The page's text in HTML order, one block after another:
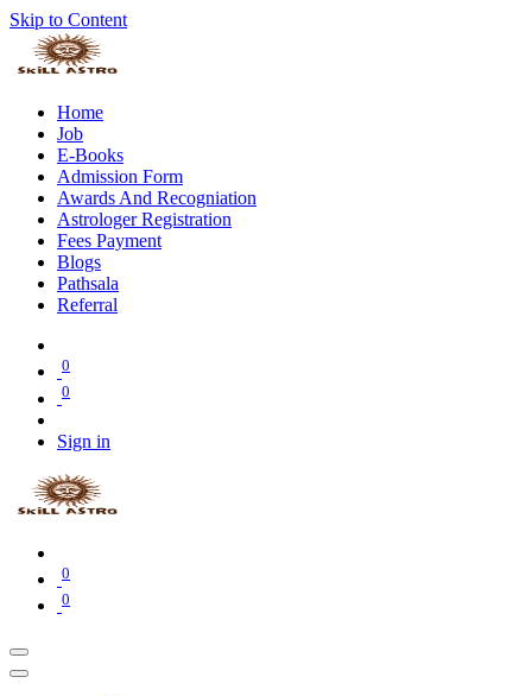
Skip to Content
Home
Job
E-Books
Admission Form
Awards And Recogniation
Astrologer Registration
Fees Payment
Blogs
Pathsala
Referral
0
0
Sign in
0
0